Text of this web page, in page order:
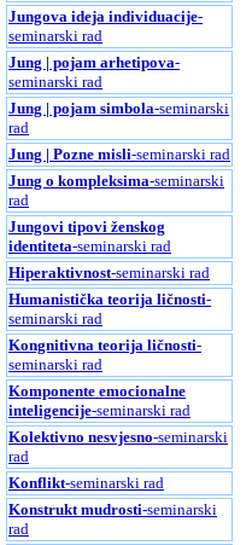
Jungova ideja individuacije-
seminarski rad
Jung | pojam arhetipova-
seminarski rad
Jung | pojam simbola-seminarski
rad
Jung | Pozne misli-seminarski rad
Jung o kompleksima-seminarski
rad
Jungovi tipovi ženskog
identiteta-seminarski rad
Hiperaktivnost-seminarski rad
Humanistička teorija ličnosti-
seminarski rad
Kongnitivna teorija ličnosti-
seminarski rad
Komponente emocionalne
inteligencije-seminarski rad
Kolektivno nesvjesno-seminarski
rad
Konflikt-seminarski rad
Konstrukt mudrosti-seminarski
rad